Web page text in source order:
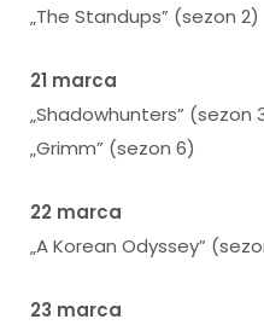
„The Standups” (sezon 2)
21 marca
„Shadowhunters” (sezon
„Grimm” (sezon 6)
22 marca
„A Korean Odyssey”
23 marca